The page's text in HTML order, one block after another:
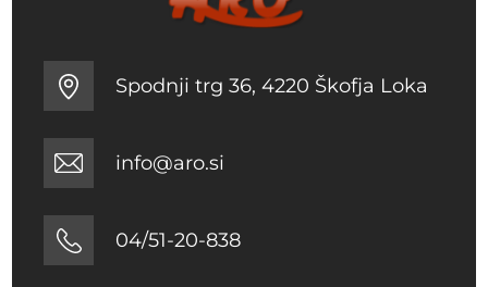
Spodnji trg 36, 4220 Škofja Loka
info@aro.si
04/51-20-838